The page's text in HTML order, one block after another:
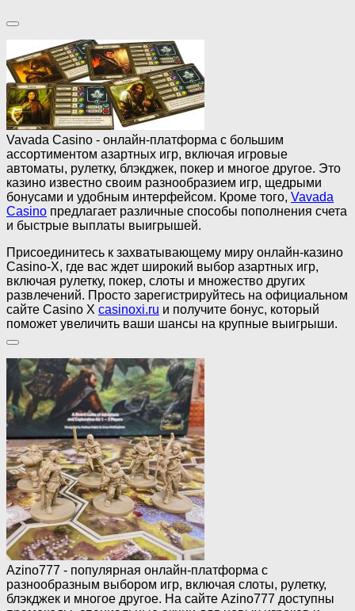
Vavada Casino - онлайн-платформа с большим
ассортиментом азартных игр, включая игровые
автоматы, рулетку, блэкджек, покер и многое другое. Это
казино известно своим разнообразием игр, щедрыми
бонусами и удобным интерфейсом. Кроме того, Vavada
Casino предлагает различные способы пополнения счета
и быстрые выплаты выигрышей.
Присоединитесь к захватывающему миру онлайн-казино
Casino-X, где вас ждет широкий выбор азартных игр,
включая рулетку, покер, слоты и множество других
развлечений. Просто зарегистрируйтесь на официальном
сайте Casino X casinoxi.ru и получите бонус, который
поможет увеличить ваши шансы на крупные выигрыши.
Azino777 - популярная онлайн-платформа с
разнообразным выбором игр, включая слоты, рулетку,
блэкджек и многое другое. На сайте Azino777 доступны